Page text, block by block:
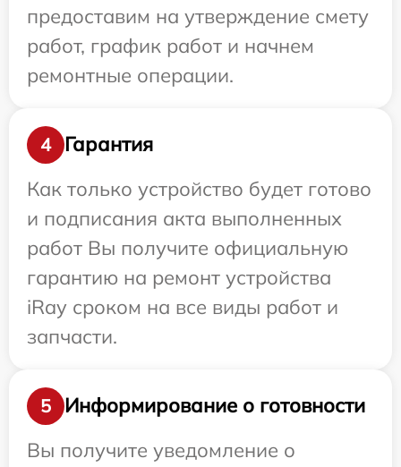
предоставим на утверждение смету
работ, график работ и начнем
ремонтные операции.
4
Гарантия
Как только устройство будет готово
и подписания акта выполненных
работ Вы получите официальную
гарантию на ремонт устройства
iRay сроком на все виды работ и
запчасти.
5
Информирование о готовности
Вы получите уведомление о